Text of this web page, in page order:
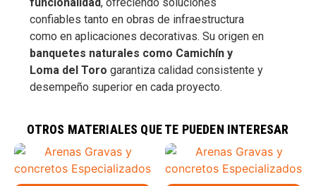
confiables tanto en obras de infraestructura
como en aplicaciones decorativas. Su origen en
banquetes naturales como Camichín y
Loma del Toro garantiza calidad consistente y
desempeño superior en cada proyecto.
OTROS MATERIALES QUE TE PUEDEN INTERESAR